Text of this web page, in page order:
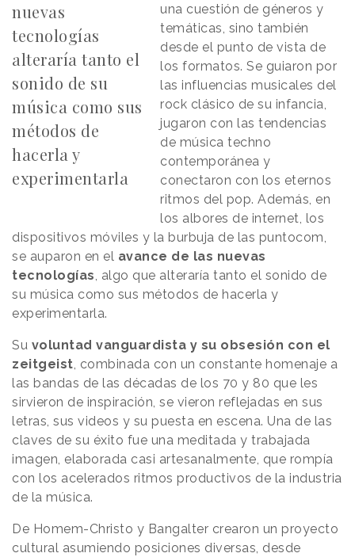
nuevas
tecnologías
alteraría tanto el
sonido de su
música como sus
métodos de
hacerla y
experimentarla
una cuestión de géneros y
temáticas, sino también
desde el punto de vista de
los formatos. Se guiaron por
las influencias musicales del
rock clásico de su infancia,
jugaron con las tendencias
de música techno
contemporánea y
conectaron con los eternos
ritmos del pop. Además, en
los albores de internet, los
dispositivos móviles y la burbuja de las puntocom,
se auparon en el avance de las nuevas
tecnologías, algo que alteraría tanto el sonido de
su música como sus métodos de hacerla y
experimentarla.
Su voluntad vanguardista y su obsesión con el
zeitgeist, combinada con un constante homenaje a
las bandas de las décadas de los 70 y 80 que les
sirvieron de inspiración, se vieron reflejadas en sus
letras, sus videos y su puesta en escena. Una de las
claves de su éxito fue una meditada y trabajada
imagen, elaborada casi artesanalmente, que rompía
con los acelerados ritmos productivos de la industria
de la música.
De Homem-Christo y Bangalter crearon un proyecto
cultural asumiendo posiciones diversas, desde